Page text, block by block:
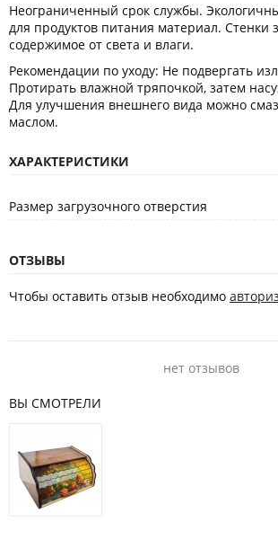
Неограниченный срок службы.
для продуктов питания материал.
содержимое от света и влаги.
Рекомендации по уходу: Не подвергать
Протирать влажной тряпочкой, затем
Для улучшения внешнего вида можно
маслом.
ХАРАКТЕРИСТИКИ
Размер загрузочного отверстия
ОТЗЫВЫ
Чтобы оставить отзыв необходимо
нет отзывов
ВЫ СМОТРЕЛИ